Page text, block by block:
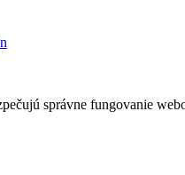
správne fungovanie